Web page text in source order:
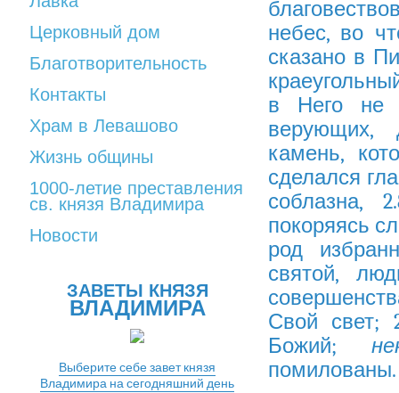
Церковный дом
Благотворительность
Контакты
Храм в Левашово
Жизнь общины
1000-летие преставления
св. князя Владимира
Новости
ЗАВЕТЫ КНЯЗЯ
ВЛАДИМИРА
Выберите себе завет князя
Владимира на сегодняшний день
небес, во
сказано в
в Него не
верующих,
камень,
сделался
соблазна,
покоряясь
род
святой,
Свой свет;
Божий;
помилованы.